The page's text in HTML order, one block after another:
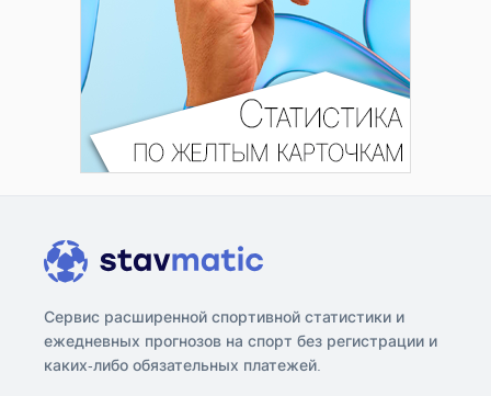
Сервис расширенной спортивной статистики и
ежедневных прогнозов на спорт без регистрации и
каких-либо обязательных платежей.